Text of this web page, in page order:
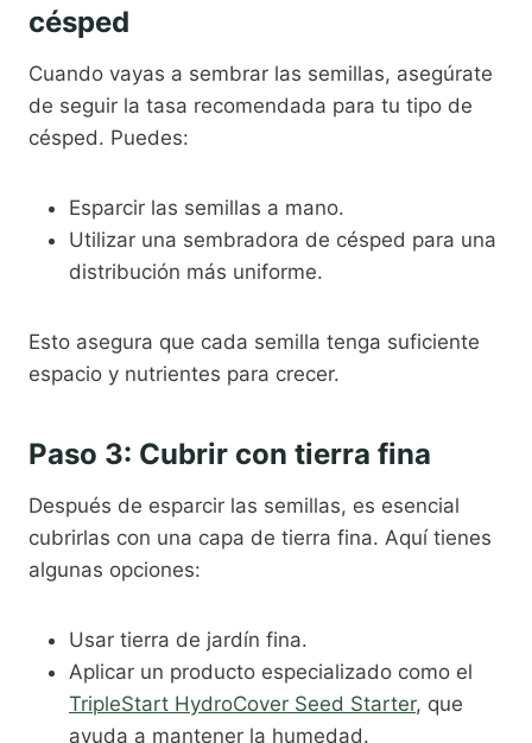
césped
Cuando vayas a sembrar las semillas, asegúrate
de seguir la tasa recomendada para tu tipo de
césped. Puedes:
Esparcir las semillas a mano.
Utilizar una sembradora de césped para una
distribución más uniforme.
Esto asegura que cada semilla tenga suficiente
espacio y nutrientes para crecer.
Paso 3: Cubrir con tierra fina
Después de esparcir las semillas, es esencial
cubrirlas con una capa de tierra fina. Aquí tienes
algunas opciones:
Usar tierra de jardín fina.
Aplicar un producto especializado como el
TripleStart HydroCover Seed Starter, que
ayuda a mantener la humedad.